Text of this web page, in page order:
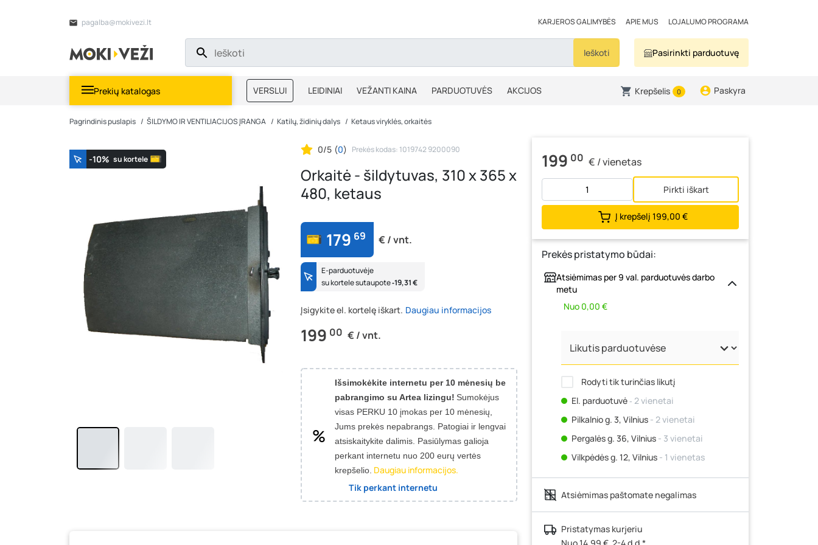
pagalba@mokivezi.lt KARJEROS GALIMYBĖS APIE MUS LOJALUMO PROGRAMA
Ieškoti Pasirinkti parduotuvę
Prekių katalogas VERSLUI LEIDINIAI VEŽANTI KAINA PARDUOTUVĖS AKCIJOS
MOKIBLOGAS IŠPARDAVIMAS
Krepšelis 0 Paskyra
Pagrindinis puslapis ŠILDYMO IR VENTILIACIJOS ĮRANGA Katilų, židinių dalys Ketaus viryklės, orkaitės
-10% su kortele
0/5 (0) Prekės kodas: 1019742 9200090
Orkaitė - šildytuvas, 310 x 365 x
480, ketaus
179 69 € / vnt.
E-parduotuvėje
su kortele sutaupote‐19,31 €
Įsigykite el. kortelę iškart. Daugiau informacijos
199 00 € / vnt.
Išsimokėkite internetu per 10 mėnesių be
pabrangimo su Artea lizingu! Sumokėjus
visas PERKU 10 įmokas per 10 mėnesių,
Jums prekės nepabrangs. Patogiai ir lengvai
atsiskaitykite dalimis. Pasiūlymas galioja
perkant internetu nuo 200 eurų vertės
krepšelio. Daugiau informacijos.
Tik perkant internetu
199 00 € / vienetas
Pirkti iškart
Į krepšelį 199,00 €
Prekės pristatymo būdai:
Atsiėmimas per 9 val. parduotuvės darbo
metu
Nuo 0,00 €
Rodyti tik turinčias likutį
El. parduotuvė‐ 2 vienetai
Pilkalnio g. 3, Vilnius - 2 vienetai
Pergalės g. 36, Vilnius - 3 vienetai
Vilkpėdės g. 12, Vilnius - 1 vienetas
Ateities g. 15, Vilnius- 0 vienetų
Kauno r., Narsiečių k., Vytauto g. 183,
Kaunas- 2 vienetai
Šilutės pl. 83A, Klaipėda
Atsiėmimas paštomate negalimas
Pristatymas kurjeriu